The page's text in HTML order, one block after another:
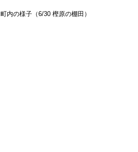
町内の様子（6/30 樫原の棚田）